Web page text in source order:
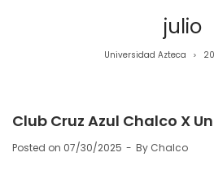
julio
Universidad Azteca >
Club Cruz Azul Chalco X
Posted on 07/30/2025 By Chalco